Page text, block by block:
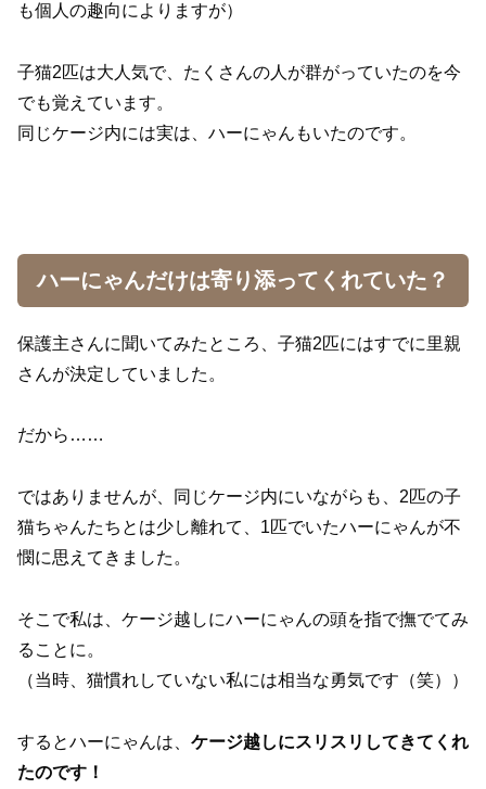
も個人の趣向によりますが）
子猫2匹は大人気で、たくさんの人が群がっていたのを今
でも覚えています。
同じケージ内には実は、ハーにゃんもいたのです。
ハーにゃんだけは寄り添ってくれていた？
保護主さんに聞いてみたところ、子猫2匹にはすでに里親
さんが決定していました。
だから……
ではありませんが、同じケージ内にいながらも、2匹の子
猫ちゃんたちとは少し離れて、1匹でいたハーにゃんが不
憫に思えてきました。
そこで私は、ケージ越しにハーにゃんの頭を指で撫でてみ
ることに。
（当時、猫慣れしていない私には相当な勇気です（笑））
するとハーにゃんは、 ケージ越しにスリスリしてきてくれ
たのです！